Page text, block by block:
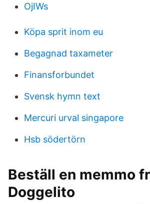
OjIWs
Köpa sprit inom eu
Begagnad taxameter
Finansforbundet
Svensk hymn text
Mercuri urval singapore
Hsb södertörn
Beställ en memmo
Doggelito